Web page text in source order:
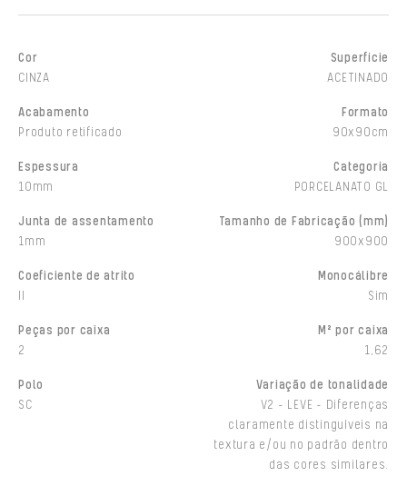
Cor
CINZA
Superfície
ACETINADO
Acabamento
Produto retificado
Formato
90x90cm
Espessura
10mm
Categoria
PORCELANATO GL
Junta de assentamento
1mm
Tamanho de Fabricação (mm)
900x900
Coeficiente de atrito
Monocálibre
Sim
Peças por caixa
2
M² por caixa
1,62
Polo
SC
Variação de tonalidade
V2 - LEVE - Diferenças
claramente distinguíveis na
textura e/ou no padrão dentro
das cores similares.